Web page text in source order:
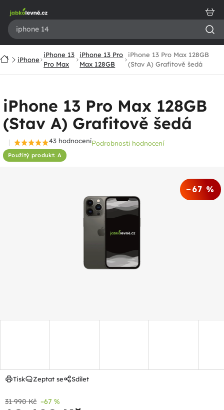
obsah
DomůiPhone
iPhone 13
Pro Max
iPhone 13 Pro
Max 128GB
iPhone 13 Pro Max 128GB
(Stav A) Grafitově šedá
iPhone 13 Pro Max 128GB
(Stav A) Grafitově šedá
Použitý produkt: A
Průměrné
hodnocení
43 hodnoceníPodrobnosti hodnocení
–67 %
31 990 Kč –67 %
Tisk Zeptat se Sdílet